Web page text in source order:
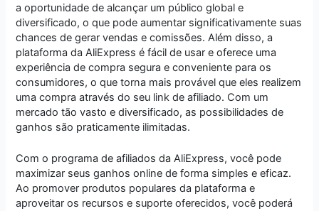
a oportunidade de alcançar um público global e
diversificado, o que pode aumentar significativamente suas
chances de gerar vendas e comissões. Além disso, a
plataforma da AliExpress é fácil de usar e oferece uma
experiência de compra segura e conveniente para os
consumidores, o que torna mais provável que eles realizem
uma compra através do seu link de afiliado. Com um
mercado tão vasto e diversificado, as possibilidades de
ganhos são praticamente ilimitadas.
Com o programa de afiliados da AliExpress, você pode
maximizar seus ganhos online de forma simples e eficaz.
Ao promover produtos populares da plataforma e
aproveitar os recursos e suporte oferecidos, você poderá